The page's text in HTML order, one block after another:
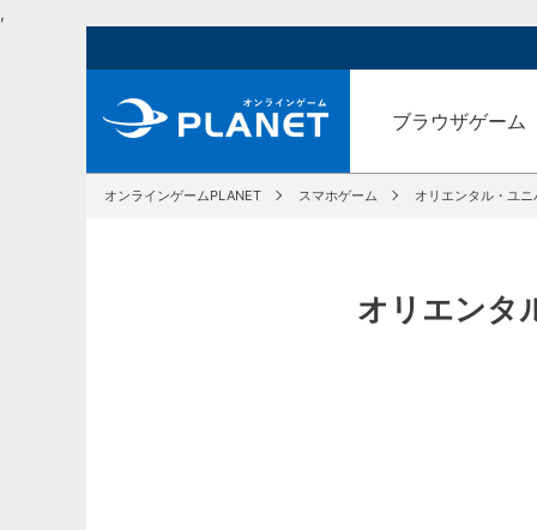
,
ブラウザゲーム
オンラインゲームPLANET スマホゲーム オリエンタル・ユ
オリエンタ